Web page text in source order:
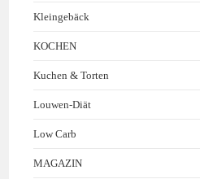
Kleingebäck
KOCHEN
Kuchen & Torten
Louwen-Diät
Low Carb
MAGAZIN